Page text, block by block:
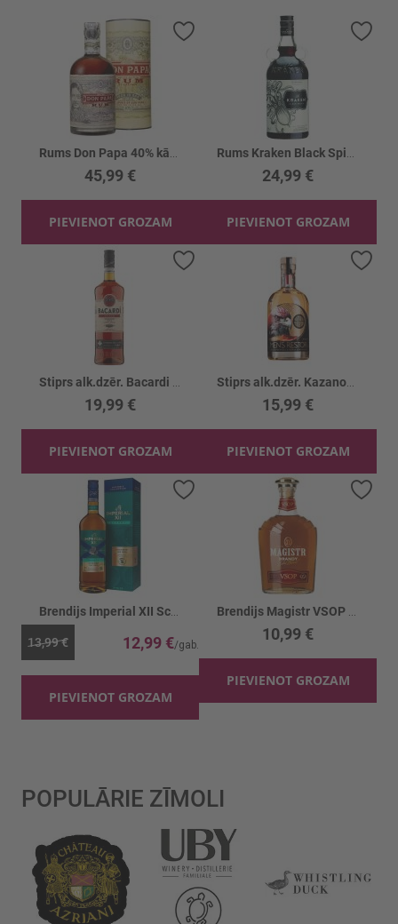
45,99 €
PIEVIENOT GROZAM
Pievienot vēlmju sarakstam
24,99 €
PIEVIENOT GROZAM
19,99 €
PIEVIENOT GROZAM
Pievienot vēlmju sarakstam
15,99 €
PIEVIENOT GROZAM
13,99 € 12,99 €
PIEVIENOT GROZAM
Pievienot vēlmju sarakstam
10,99 €
PIEVIENOT GROZAM
POPULĀRIE ZĪMOLI